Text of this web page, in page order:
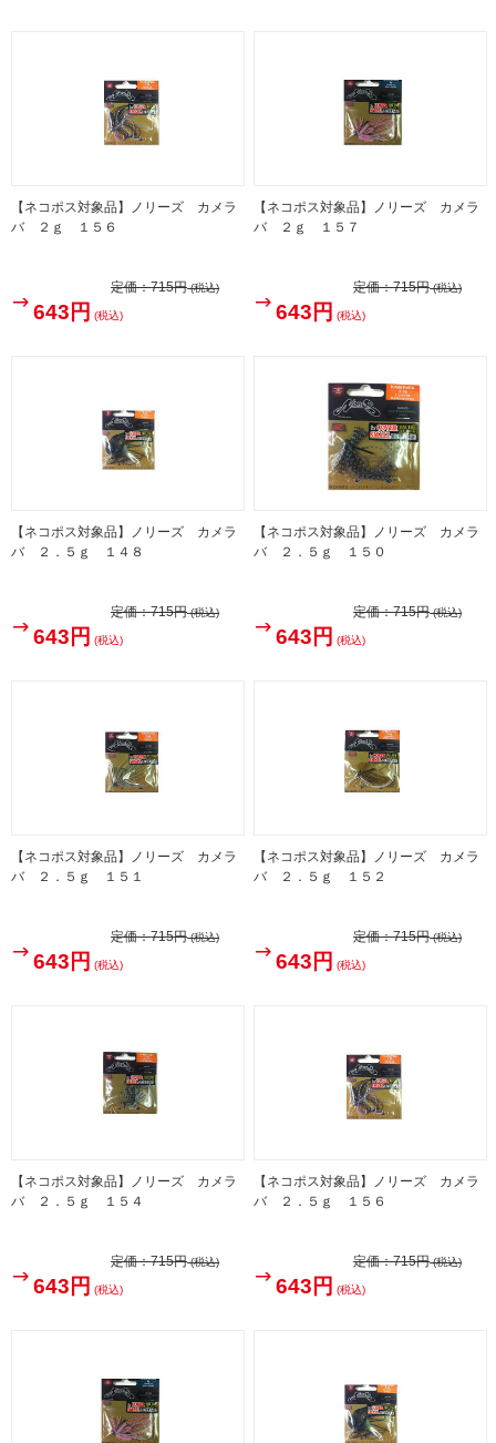
【ネコポス対象品】ノリーズ カメラ
バ ２ｇ １５６
定価：715円(税込)
643円 (税込)
【ネコポス対象品】ノリーズ カメラ
バ ２ｇ １５７
定価：715円(税込)
643円 (税込)
【ネコポス対象品】ノリーズ カメラ
バ ２．５ｇ １４８
定価：715円(税込)
643円 (税込)
【ネコポス対象品】ノリーズ カメラ
バ ２．５ｇ １５０
定価：715円(税込)
643円 (税込)
【ネコポス対象品】ノリーズ カメラ
バ ２．５ｇ １５１
定価：715円(税込)
643円 (税込)
【ネコポス対象品】ノリーズ カメラ
バ ２．５ｇ １５２
定価：715円(税込)
643円 (税込)
【ネコポス対象品】ノリーズ カメラ
バ ２．５ｇ １５４
定価：715円(税込)
643円 (税込)
【ネコポス対象品】ノリーズ カメラ
バ ２．５ｇ １５６
定価：715円(税込)
643円 (税込)